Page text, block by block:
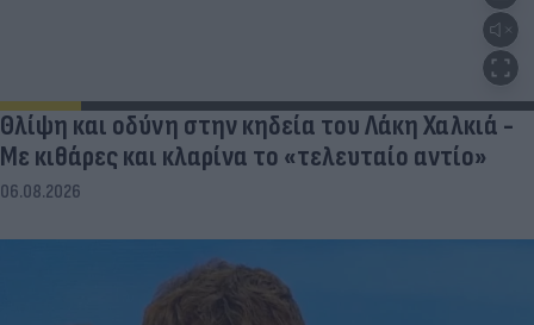
Θλίψη και οδύνη στην κηδεία του Λάκη Χαλκιά -
Με κιθάρες και κλαρίνα το «τελευταίο αντίο»
06.08.2026